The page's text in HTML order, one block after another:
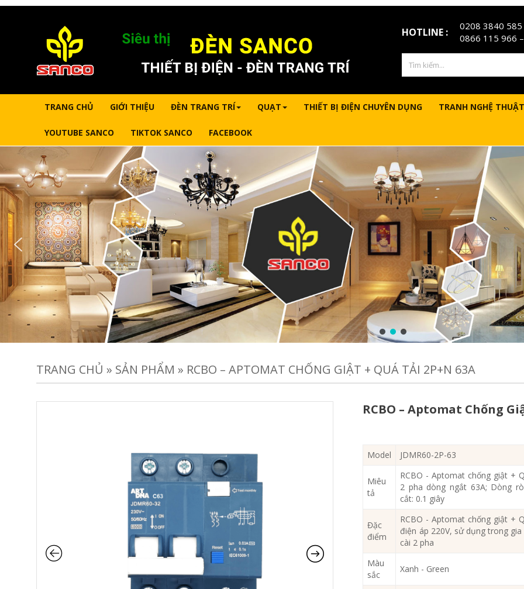
HOTLINE : 0208 3840 585
0866 115 966
TRANG CHỦ GIỚI THIỆU ĐÈN TRANG TRÍ QUẠT THIẾT BỊ ĐIỆN CHUYÊN DỤNG TRANH NGHỆ
YOUTUBE SANCO TIKTOK SANCO FACEBOOK
TRANG CHỦ » SẢN PHẨM » RCBO – APTOMAT CHỐNG GIẬT + QUÁ TẢI 2P+N 63A
RCBO – Aptomat Chống
Model JDMR60-2P-63
Miêu
tả
RCBO - Aptomat chống giật +
2 pha dòng ngắt 63A; Dòng
cắt: 0.1 giây
Đặc
điểm
RCBO - Aptomat chống giật +
điện áp 220V, sử dụng trong
cài 2 pha
Màu
sắc
Xanh - Green